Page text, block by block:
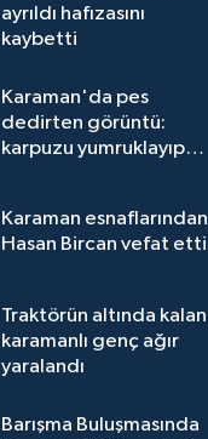
ayrıldı hafızasını
kaybetti
Karaman'da pes
dedirten görüntü:
karpuzu yumruklayıp
Karaman esnaflarından
Hasan Bircan vefat etti
Traktörün altında kalan
karamanlı genç ağır
yaralandı
Barışma Buluşmasında